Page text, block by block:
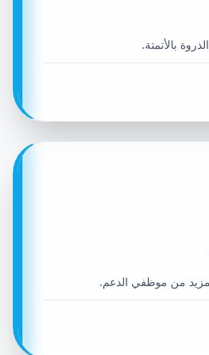
بالأتمتة.
مزيد من موظفي الدعم.